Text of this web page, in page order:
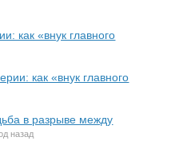
как «внук главного
как «внук главного
в разрыве между
назад